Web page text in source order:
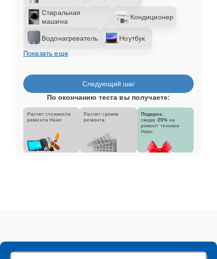
Стиральная
машина
Кондиционер
Водонагреватель
Ноутбук
Показать еще
Следующий шаг
По окончанию теста вы получаете:
Расчет стоимости
ремонта Haier
Расчет сроков
ремонта
Подарок:
скидку 25% на
ремонт техники
Haier